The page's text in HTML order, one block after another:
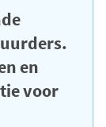
en
voor